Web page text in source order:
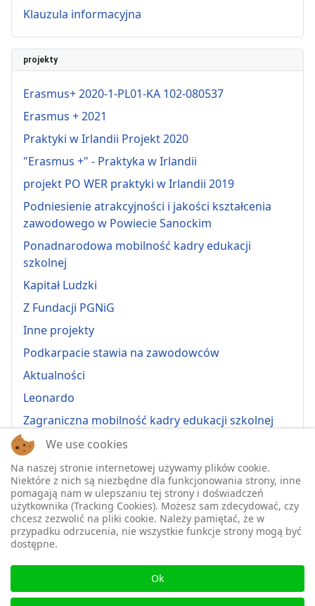
Klauzula informacyjna
projekty
Erasmus+ 2020-1-PL01-KA 102-080537
Erasmus + 2021
Praktyki w Irlandii Projekt 2020
"Erasmus +" - Praktyka w Irlandii
projekt PO WER praktyki w Irlandii 2019
Podniesienie atrakcyjności i jakości kształcenia
zawodowego w Powiecie Sanockim
Ponadnarodowa mobilność kadry edukacji
szkolnej
Kapitał Ludzki
Z Fundacji PGNiG
Inne projekty
Podkarpacie stawia na zawodowców
Aktualności
Leonardo
Zagraniczna mobilność kadry edukacji szkolnej
Erasmus+ 2022-1-PL01-KA121-VET-000064815
Erasmus + 2022-1-PL01-KA121-SCH-000064635
Erasmus + 2023-1-PL01-KA121-SCH-000135484
Erasmus + 2023-1-PL01-KA121-VET-000139220
ERASMUS+ 2024-1-PL01-KA121-VET-000224230
Erasmus+ 2024-1-PL01-KA121-SCH-000218148
Erasmus+ 2025-1-PL01-KA121-SCH-000333157
2025-1-PL01-KA121-VET-000326447
We use cookies
Na naszej stronie internetowej używamy plików cookie.
Niektóre z nich są niezbędne dla funkcjonowania strony, inne
pomagają nam w ulepszaniu tej strony i doświadczeń
użytkownika (Tracking Cookies). Możesz sam zdecydować, czy
chcesz zezwolić na pliki cookie. Należy pamiętać, że w
przypadku odrzucenia, nie wszystkie funkcje strony mogą być
dostępne.
Ok